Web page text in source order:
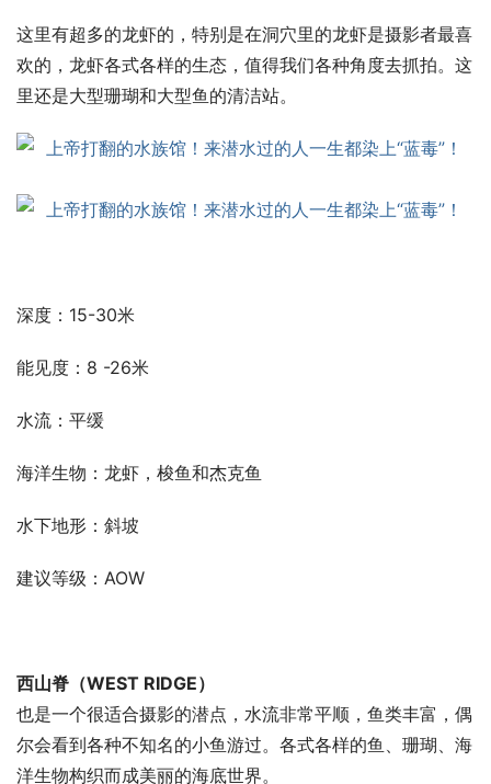
这里有超多的龙虾的，特别是在洞穴里的龙虾是摄影者最喜
欢的，龙虾各式各样的生态，值得我们各种角度去抓拍。这
里还是大型珊瑚和大型鱼的清洁站。
深度：15-30米
能见度：8 -26米
水流：平缓
海洋生物：龙虾，梭鱼和杰克鱼
水下地形：斜坡
建议等级：AOW
西山脊（WEST RIDGE）
也是一个很适合摄影的潜点，水流非常平顺，鱼类丰富，偶
尔会看到各种不知名的小鱼游过。各式各样的鱼、珊瑚、海
洋生物构织而成美丽的海底世界。